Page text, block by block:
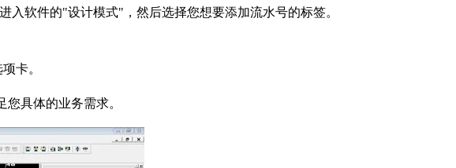
入软件的"设计模式"，然后选择您想要添加流水号的标签。
卡。
具体的业务需求。